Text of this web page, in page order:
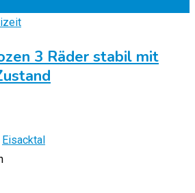
3 Räder stabil mit
Eisacktal